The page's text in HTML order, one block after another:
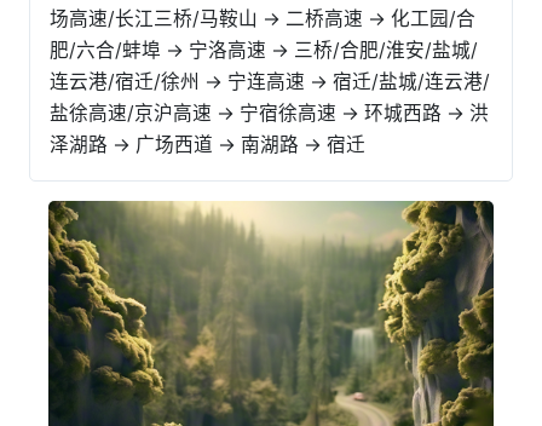
场高速/长江三桥/马鞍山 → 二桥高速 → 化工园/合
肥/六合/蚌埠 → 宁洛高速 → 三桥/合肥/淮安/盐城/
连云港/宿迁/徐州 → 宁连高速 → 宿迁/盐城/连云港/
盐徐高速/京沪高速 → 宁宿徐高速 → 环城西路 → 洪
泽湖路 → 广场西道 → 南湖路 → 宿迁